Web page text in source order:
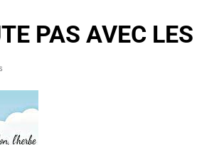
PAS AVEC